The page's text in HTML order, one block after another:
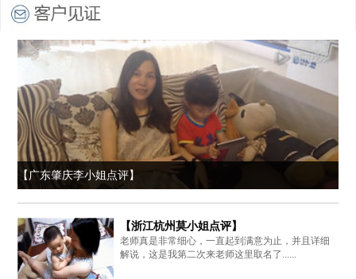
【广东肇庆李小姐点评】
【浙江杭州莫小姐点评】
老师真是非常细心，一直起到满意为止，并且详细
解说，这是我第二次来老师这里取名了......